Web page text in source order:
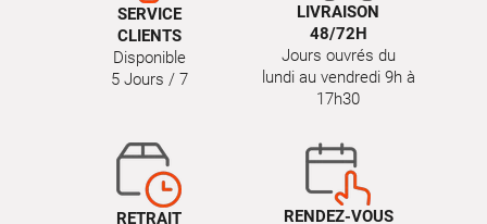
SERVICE
CLIENTS
Disponible
5 Jours / 7
LIVRAISON
48/72H
Jours ouvrés du
lundi au vendredi 9h à
17h30
RETRAIT
RENDEZ-VOUS